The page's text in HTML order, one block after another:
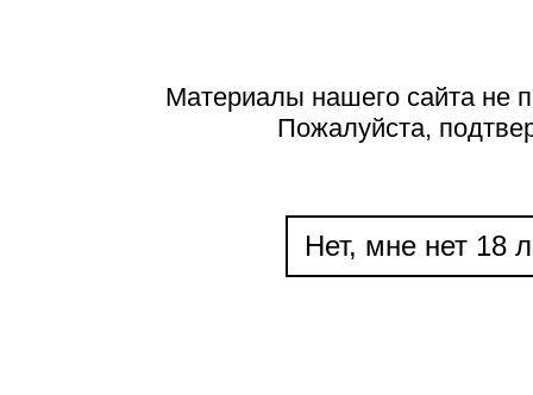
Материалы нашего сайта не
Пожалуйста,
Нет, мне нет 18